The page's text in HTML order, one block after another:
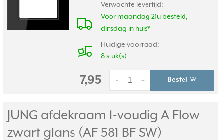
Verwachte levertijd:
Voor maandag 21u besteld,
dinsdag in huis*
Huidige voorraad:
8 stuk(s)
7,95 +
- Bestel
JUNG afdekraam 1-voudig A Flow
zwart glans (AF 581 BF SW)